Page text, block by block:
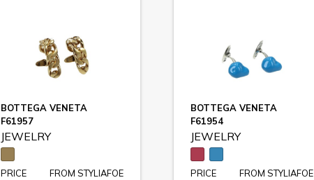
BOTTEGA VENETA
F61957
JEWELRY
PRICE FROM STYLIAFOE
BOTTEGA VENETA
F61954
JEWELRY
PRICE FROM STYLIAFOE